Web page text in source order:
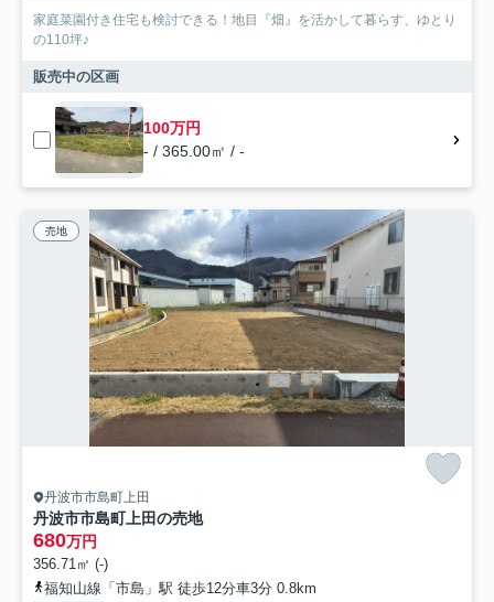
家庭菜園付き住宅も検討できる！地目『畑』を活かして暮らす、ゆとり
の110坪♪
販売中の区画
100万円
- / 365.00㎡ / -
売地
丹波市市島町上田
丹波市市島町上田の売地
680万円
356.71㎡ (-)
福知山線「市島」駅 徒歩12分車3分 0.8km